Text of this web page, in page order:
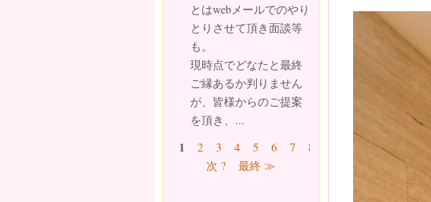
とはwebメールでのやり
とりさせて頂き面談等
も。
現時点でどなたと最終
ご縁あるか判りません
が、皆様からのご提案
を頂き、...
ページ
1 2 3 4 5 6 7 8
次 ?
最終 ≫